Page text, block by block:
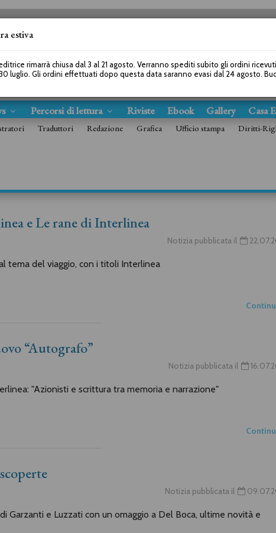
Percorsi di lettura Riviste Ebook Gallery Casa
Traduttori Redazione Grafica Ufficio stampa Diritti-
e Le rane di Interlinea
Notizia pubblicata il
tema del viaggio, con i titoli Interlinea
“Autografo”
Notizia pubblicata il
"Azionisti e scrittura tra memoria e narrazione"
Notizia pubblicata il
Garzanti e Luzzati con un omaggio a Del Boca, ultime novità e
estiva
rimarrà chiusa dal 3 al 21 agosto. Verranno spediti subito gli ordini
luglio. Gli ordini effettuati dopo questa data saranno evasi dal 24 agosto.